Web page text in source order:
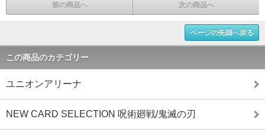
前の商品へ 次の商品へ
ページの先頭へ戻る
この商品のカテゴリー
ユニオンアリーナ
NEW CARD SELECTION 呪術廻戦/鬼滅の刃